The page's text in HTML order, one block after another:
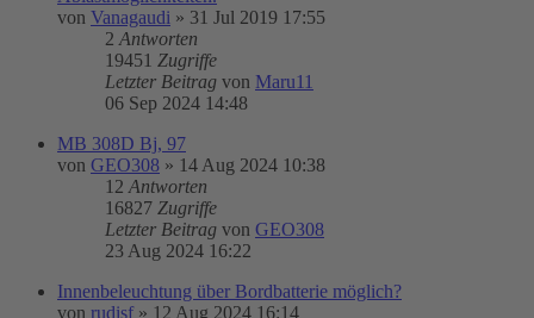
von Vanagaudi » 31 Jul 2019 17:55
2 Antworten
19451 Zugriffe
Letzter Beitrag von Maru11
06 Sep 2024 14:48
MB 308D Bj, 97
von GEO308 » 14 Aug 2024 10:38
12 Antworten
16827 Zugriffe
Letzter Beitrag von GEO308
23 Aug 2024 16:22
Innenbeleuchtung über Bordbatterie möglich?
von rudisf » 12 Aug 2024 16:14